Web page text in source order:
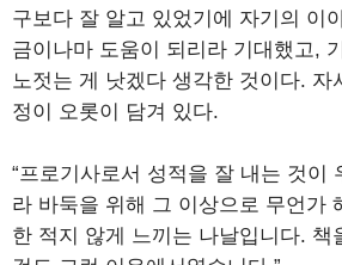
구보다 잘 알고 있었기에 자기의 이
금이나마 도움이 되리라 기대했고,
노젓는 게 낫겠다 생각한 것이다. 자
정이 오롯이 담겨 있다.
“프로기사로서 성적을 잘 내는 것이
라 바둑을 위해 그 이상으로 무언가
한 적지 않게 느끼는 나날입니다. 책